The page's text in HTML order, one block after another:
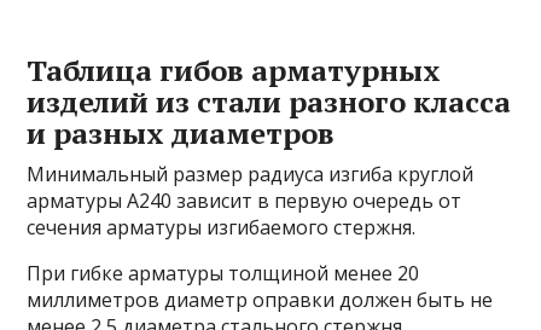
Таблица гибов арматурных
изделий из стали разного класса
и разных диаметров
Минимальный размер радиуса изгиба круглой
арматуры А240 зависит в первую очередь от
сечения арматуры изгибаемого стержня.
При гибке арматуры толщиной менее 20
миллиметров диаметр оправки должен быть не